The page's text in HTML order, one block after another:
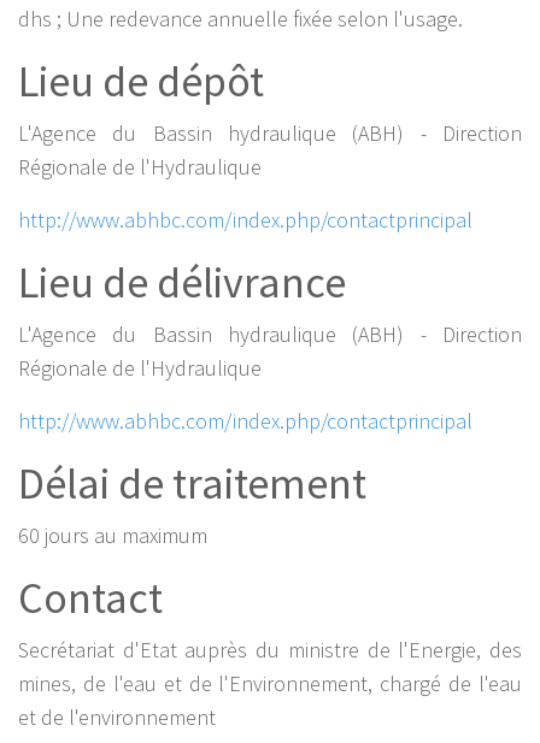
dhs ; Une redevance annuelle fixée selon l'usage.
Lieu de dépôt
L'Agence du Bassin hydraulique (ABH) - Direction
Régionale de l'Hydraulique
http://www.abhbc.com/index.php/contactprincipal
Lieu de délivrance
L'Agence du Bassin hydraulique (ABH) - Direction
Régionale de l'Hydraulique
http://www.abhbc.com/index.php/contactprincipal
Délai de traitement
60 jours au maximum
Contact
Secrétariat d'Etat auprès du ministre de l'Energie, des
mines, de l'eau et de l'Environnement, chargé de l'eau
et de l'environnement